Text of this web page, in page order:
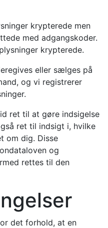
krypterede men
med adgangskoder.
krypterede.
eller sælges på
og vi registrerer
ret til at gøre indsigelse
ret til indsigt i, hvilke
om dig. Disse
og
rettes til den
det forhold, at en